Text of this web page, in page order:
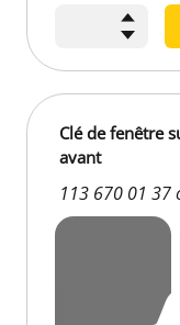
Clé de fenêtre
avant
113 670 01 37